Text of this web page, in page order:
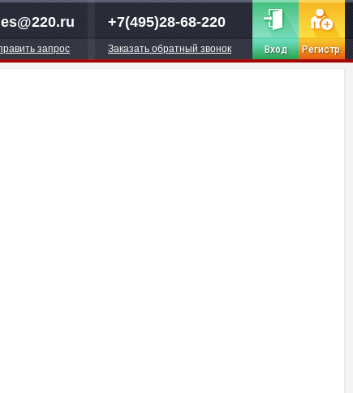
запрос
+7(495)28-68-220
Заказать обратный звонок Вход Регистр.